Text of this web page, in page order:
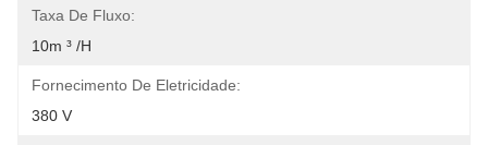
Taxa De Fluxo:
10m ³ /h
Fornecimento De Eletricidade:
380 V